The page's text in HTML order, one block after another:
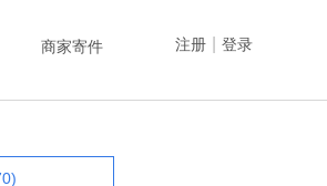
注册 登录
商家寄件